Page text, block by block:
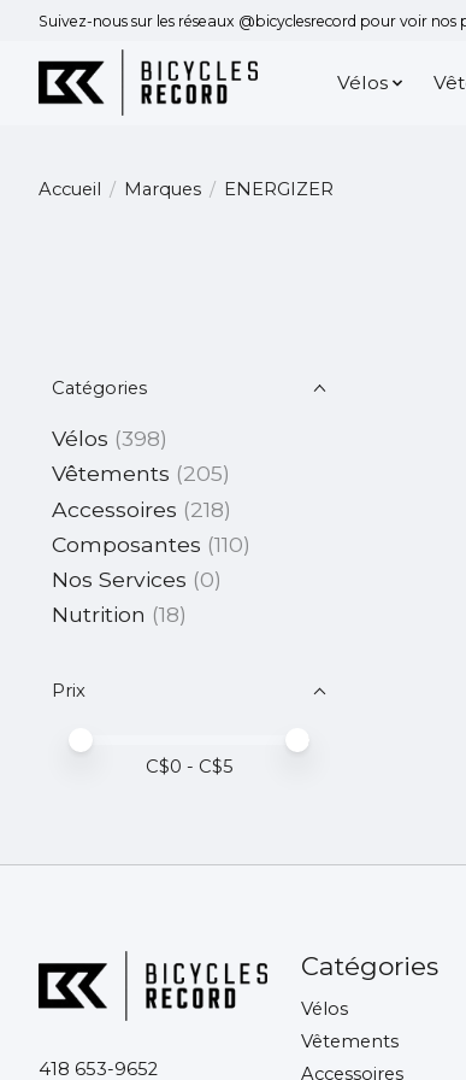
Suivez-nous sur les réseaux @bicyclesrecord pour voir
Vélos
Accueil / Marques / ENERGIZER
Catégories
Vélos (398)
Vêtements (205)
Accessoires (218)
Composantes (110)
Nos Services (0)
Nutrition (18)
Prix
Prix minimum
Price maximum value
C$0 - C$5
418 653-9652
Catégories
Vélos
Vêtements
Accessoires